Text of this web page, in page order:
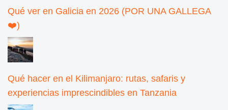
Qué ver en Galicia en 2026 (POR UNA GALLEGA
❤️)
Qué hacer en el Kilimanjaro: rutas, safaris y
experiencias imprescindibles en Tanzania